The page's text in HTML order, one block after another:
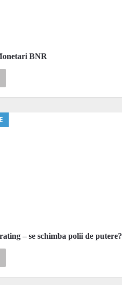
BNR
– se schimba polii de putere?